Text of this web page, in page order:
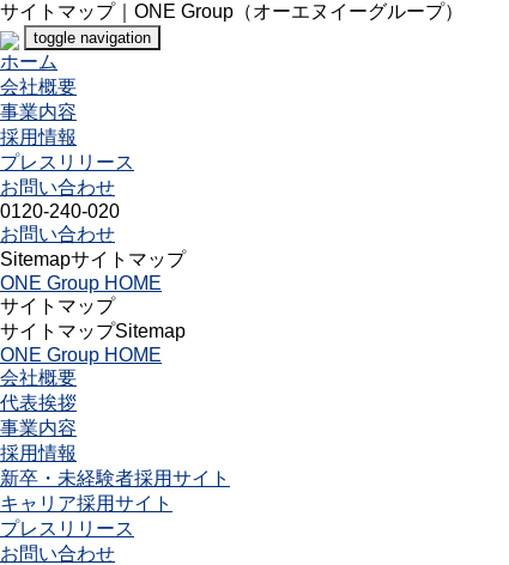
サイトマップ｜ONE Group（オーエヌイーグループ）
toggle navigation
ホーム
会社概要
事業内容
採用情報
プレスリリース
お問い合わせ
0120-240-020
お問い合わせ
Sitemapサイトマップ
ONE Group HOME
サイトマップ
サイトマップSitemap
ONE Group HOME
会社概要
代表挨拶
事業内容
採用情報
新卒・未経験者採用サイト
キャリア採用サイト
プレスリリース
お問い合わせ